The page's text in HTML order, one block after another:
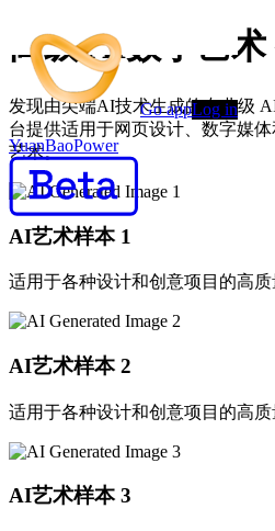
YuanBaoPower
Go appLog in
高级 AI数字艺术
发现由尖端AI技术生成的专业级
台提供适用于网页设计、数字媒
艺术。
AI艺术样本 1
适用于各种设计和创意项目的高质
AI艺术样本 2
适用于各种设计和创意项目的高质
AI艺术样本 3